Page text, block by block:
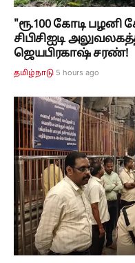
"ரூ.100 கோடி பழனி
சிபிசிஐடி
ஜெயபிரகாஷ் சரண்!
தமிழ்நாடு 5 hours ago